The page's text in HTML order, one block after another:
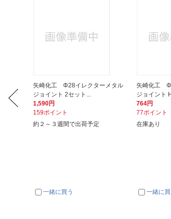
矢崎化工 Φ28イレクターメタル
ジョイント 2セット...
1,590円
159ポイント
約２～３週間で出荷予定
一緒に買う
矢崎化工
ジョイント
764円
77ポイント
在庫あり
一緒に買